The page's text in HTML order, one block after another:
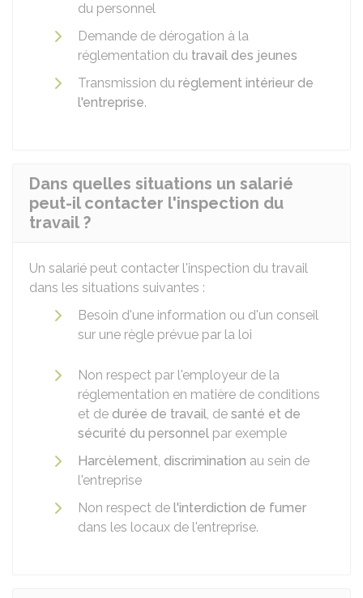
du personnel
Demande de dérogation à la
réglementation du travail des jeunes
Transmission du règlement intérieur de
l'entreprise.
Dans quelles situations un salarié
peut-il contacter l'inspection du
travail ?
Un salarié peut contacter l'inspection du travail
dans les situations suivantes :
Besoin d'une information ou d'un conseil
sur une règle prévue par la loi
Non respect par l'employeur de la
réglementation en matière de conditions
et de durée de travail, de santé et de
sécurité du personnel par exemple
Harcèlement, discrimination au sein de
l'entreprise
Non respect de l'interdiction de fumer
dans les locaux de l'entreprise.